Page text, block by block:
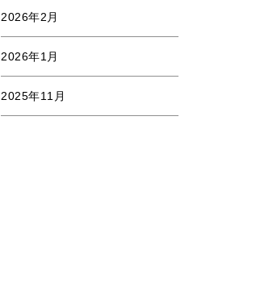
2026年2月
2026年1月
2025年11月